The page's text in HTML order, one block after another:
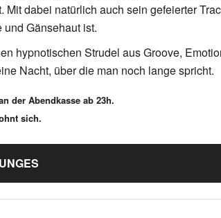
dabei natürlich auch sein gefeierter
Gänsehaut ist.
hypnotischen Strudel aus Groove,
Nacht, über die man noch lange spricht.
der Abendkasse ab 23h.
sich.